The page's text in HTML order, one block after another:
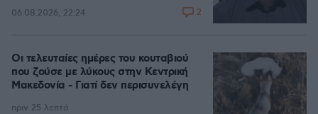
06.08.2026, 22:24 2
Οι τελευταίες ημέρες του κουταβιού
που ζούσε με λύκους στην Κεντρική
Μακεδονία - Γιατί δεν περισυνελέγη
πριν 25 λεπτά